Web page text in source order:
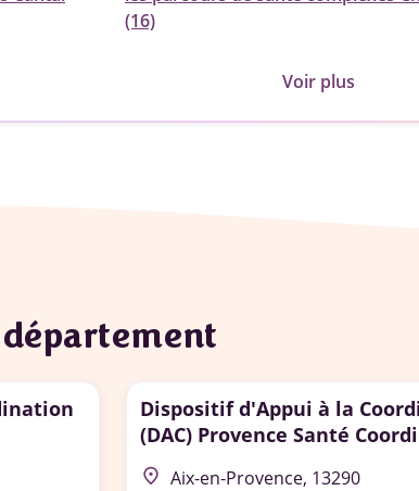
(16)
Voir plus
Dispositif d'Appui à la
(DAC) Provence Santé
place Aix-en-Provence, 13290